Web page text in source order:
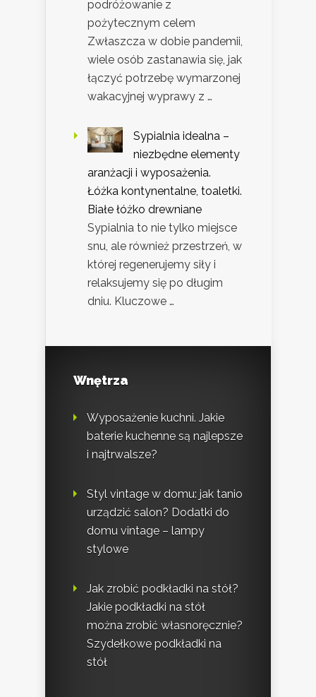
podróżowanie z
pożytecznym celem
Zwłaszcza w dobie pandemii,
wiele osób zastanawia się, jak
łączyć potrzebę wymarzonej
wakacyjnej wyprawy z …
Sypialnia idealna –
niezbędne elementy
aranżacji i wyposażenia.
Łóżka kontynentalne, toaletki.
Białe łóżko drewniane
Sypialnia to nie tylko miejsce
snu, ale również przestrzeń, w
której regenerujemy siły i
relaksujemy się po długim
dniu. Kluczowe …
Wnętrza
Wyposażenie kuchni. Jakie
baterie kuchenne są najlepsze
i najtrwalsze?
Styl vintage w domu: jak tanio
urządzić salon? Dodatki do
domu vintage – lampy
stylowe
Jak zrobić podkładki na stół?
Jakie podkładki na stół
można zrobić własnoręcznie?
Szydełkowe podkładki na
stół